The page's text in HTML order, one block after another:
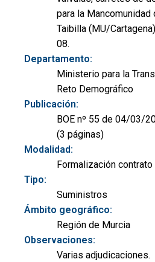
para la Mancomunidad
Taibilla (MU/
08.
Departamento:
Ministerio para la
Reto Demográfico
Publicación:
BOE nº 55 de 04/03/
(3 páginas)
Modalidad:
Formalización contrato
Tipo:
Suministros
Ámbito geográfico:
Región de Murcia
Observaciones:
Varias adjudicaciones.